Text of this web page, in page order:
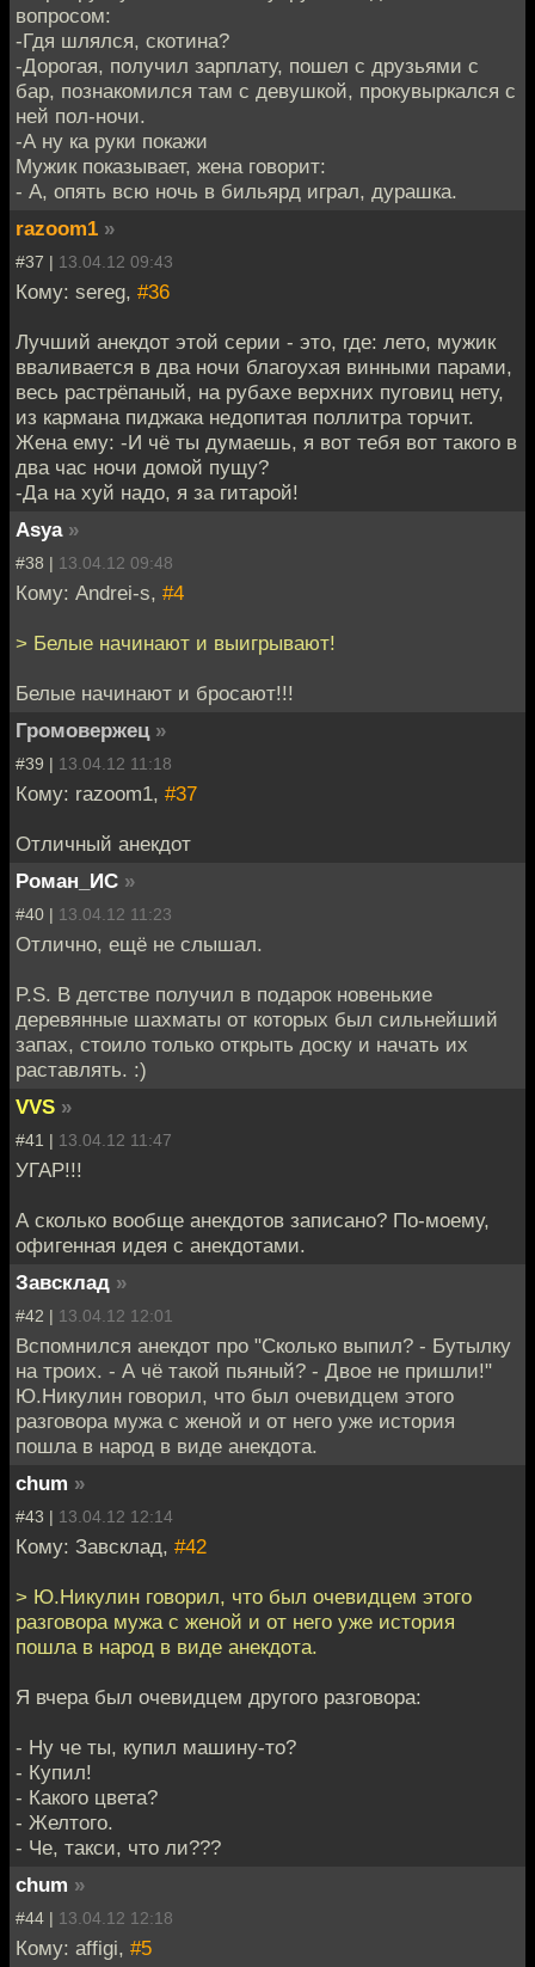
вопросом:
-Гдя шлялся, скотина?
-Дорогая, получил зарплату, пошел с друзьями с
бар, познакомился там с девушкой, прокувыркался с
ней пол-ночи.
-А ну ка руки покажи
Мужик показывает, жена говорит:
- А, опять всю ночь в бильярд играл, дурашка.
razoom1 »
#37 | 13.04.12 09:43
Кому: sereg, #36
Лучший анекдот этой серии - это, где: лето, мужик
вваливается в два ночи благоухая винными парами,
весь растрёпаный, на рубахе верхних пуговиц нету,
из кармана пиджака недопитая поллитра торчит.
Жена ему: -И чё ты думаешь, я вот тебя вот такого в
два час ночи домой пущу?
-Да на хуй надо, я за гитарой!
Asya »
#38 | 13.04.12 09:48
Кому: Andrei-s, #4
> Белые начинают и выигрывают!
Белые начинают и бросают!!!
Громовержец »
#39 | 13.04.12 11:18
Кому: razoom1, #37
Отличный анекдот
Роман_ИС »
#40 | 13.04.12 11:23
Отлично, ещё не слышал.
P.S. В детстве получил в подарок новенькие
деревянные шахматы от которых был сильнейший
запах, стоило только открыть доску и начать их
раставлять. :)
VVS »
#41 | 13.04.12 11:47
УГАР!!!
А сколько вообще анекдотов записано? По-моему,
офигенная идея с анекдотами.
Завсклад »
#42 | 13.04.12 12:01
Вспомнился анекдот про "Сколько выпил? - Бутылку
на троих. - А чё такой пьяный? - Двое не пришли!"
Ю.Никулин говорил, что был очевидцем этого
разговора мужа с женой и от него уже история
пошла в народ в виде анекдота.
chum »
#43 | 13.04.12 12:14
Кому: Завсклад, #42
> Ю.Никулин говорил, что был очевидцем этого
разговора мужа с женой и от него уже история
пошла в народ в виде анекдота.
Я вчера был очевидцем другого разговора:
- Ну че ты, купил машину-то?
- Купил!
- Какого цвета?
- Желтого.
- Че, такси, что ли???
chum »
#44 | 13.04.12 12:18
Кому: affigi, #5